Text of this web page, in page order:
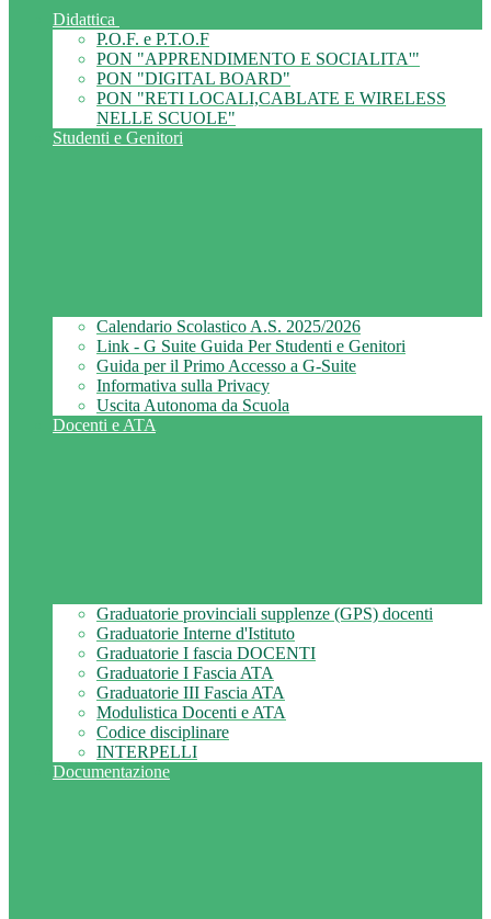
Didattica
P.O.F. e P.T.O.F
PON "APPRENDIMENTO E SOCIALITA'"
PON "DIGITAL BOARD"
PON "RETI LOCALI,CABLATE E WIRELESS
NELLE SCUOLE"
Studenti e Genitori
Calendario Scolastico A.S. 2025/2026
Link - G Suite Guida Per Studenti e Genitori
Guida per il Primo Accesso a G-Suite
Informativa sulla Privacy
Uscita Autonoma da Scuola
Docenti e ATA
Graduatorie provinciali supplenze (GPS) docenti
Graduatorie Interne d'Istituto
Graduatorie I fascia DOCENTI
Graduatorie I Fascia ATA
Graduatorie III Fascia ATA
Modulistica Docenti e ATA
Codice disciplinare
INTERPELLI
Documentazione